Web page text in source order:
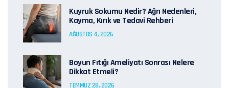
Kuyruk Sokumu Nedir? Ağrı Nedenleri,
Kayma, Kırık ve Tedavi Rehberi
AĞUSTOS 4, 2026
Boyun Fıtığı Ameliyatı Sonrası Nelere
Dikkat Etmeli?
TEMMUZ 28, 2026